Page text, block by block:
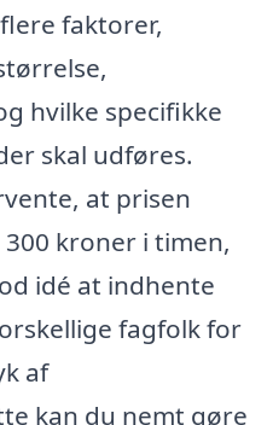
faktorer,
hvilke specifikke
skal udføres.
at prisen
kroner i timen,
idé at indhente
fagfolk for
af
kan du nemt gøre